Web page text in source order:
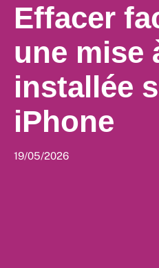
Effacer
une mise
installée
iPhone
19/05/2026